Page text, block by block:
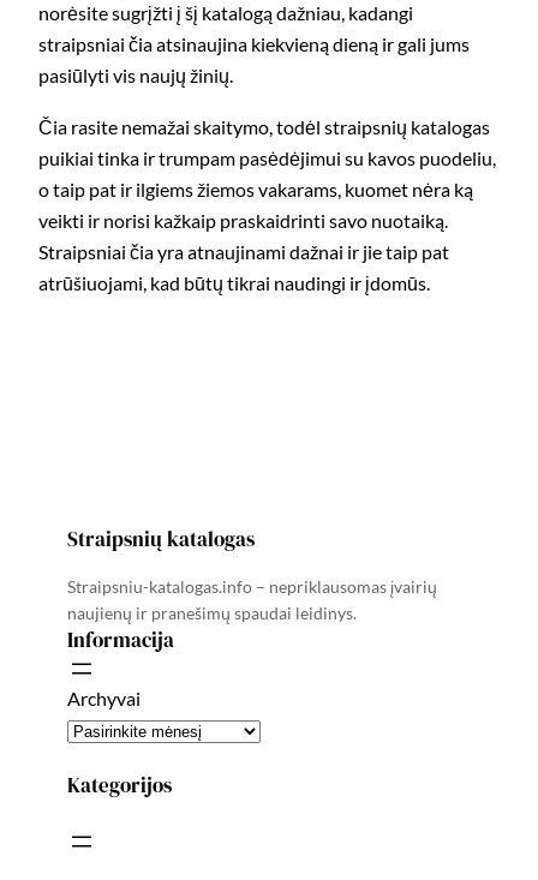
norėsite sugrįžti į šį katalogą dažniau, kadangi
straipsniai čia atsinaujina kiekvieną dieną ir gali jums
pasiūlyti vis naujų žinių.
Čia rasite nemažai skaitymo, todėl straipsnių katalogas
puikiai tinka ir trumpam pasėdėjimui su kavos puodeliu,
o taip pat ir ilgiems žiemos vakarams, kuomet nėra ką
veikti ir norisi kažkaip praskaidrinti savo nuotaiką.
Straipsniai čia yra atnaujinami dažnai ir jie taip pat
atrūšiuojami, kad būtų tikrai naudingi ir įdomūs.
Straipsnių katalogas
Straipsniu-katalogas.info – nepriklausomas įvairių
naujienų ir pranešimų spaudai leidinys.
Informacija
Archyvai
Kategorijos